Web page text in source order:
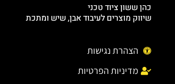
כהן ששון ציוד טכני
שיווק מוצרים לעיבוד אבן, שיש ומתכת
הצהרת נגישות
מדיניות הפרטיות